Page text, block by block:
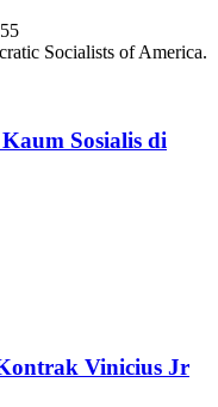
Sosialis di
Vinicius Jr